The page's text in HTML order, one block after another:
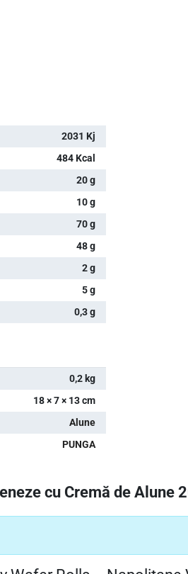
2031 Kj
484 Kcal
20 g
10 g
70 g
48 g
2 g
5 g
0,3 g
0,2 kg
18 × 7 × 13 cm
Alune
PUNGA
cu Cremă de Alune